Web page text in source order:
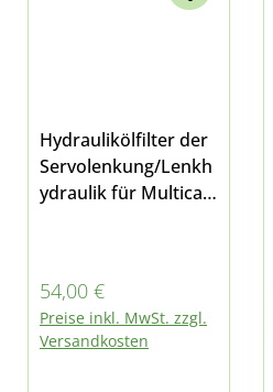
Hydraulikölfilter der
Servolenkung/Lenkh
ydraulik für Multicar
Regulärer Preis:
54,00 €
Preise inkl. MwSt. zzgl.
Versandkosten